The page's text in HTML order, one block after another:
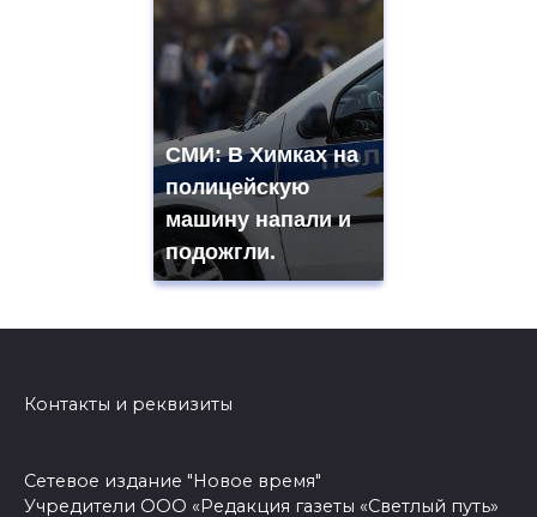
СМИ: В Химках на
полицейскую
машину напали и
подожгли.
Контакты и реквизиты
Сетевое издание "Новое время"
Учредители ООО «Редакция газеты «Светлый путь»